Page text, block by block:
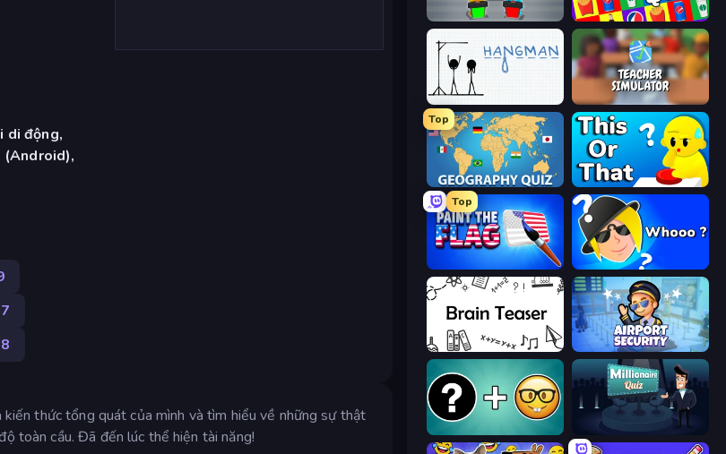
di động,
(Android),
thức tổng quát của mình và tìm hiểu về những sự thật
toàn cầu. Đã đến lúc thể hiện tài năng!
Guess Their Answer Logo Quiz: Game World Trivia
Hangman Teacher Simulator
Top
Geography Quiz: Flags and Capitals ToT or Trivia
Top
Paint the Flag Whooo?
Brain Teaser Airport Security
Millionaire Quiz